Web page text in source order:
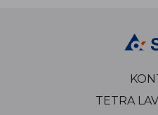
TETRA